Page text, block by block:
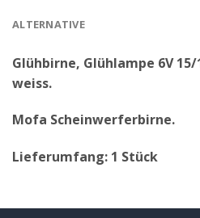
ALTERNATIVE
Glühbirne, Glühlampe 6V 15/
weiss.
Mofa Scheinwerferbirne.
Lieferumfang: 1 Stück